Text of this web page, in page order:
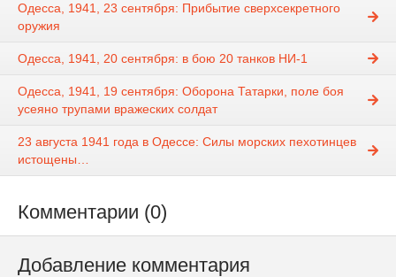
Одесса, 1941, 23 сентября: Прибытие сверхсекретного
оружия
Одесса, 1941, 20 сентября: в бою 20 танков НИ-1
Одесса, 1941, 19 сентября: Оборона Татарки, поле боя
усеяно трупами вражеских солдат
23 августа 1941 года в Одессе: Силы морских пехотинцев
истощены…
Комментарии (0)
Добавление комментария